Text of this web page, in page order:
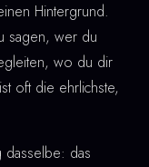
Hintergrund.
sagen, wer du
wo du dir
oft die ehrlichste,
dasselbe: das